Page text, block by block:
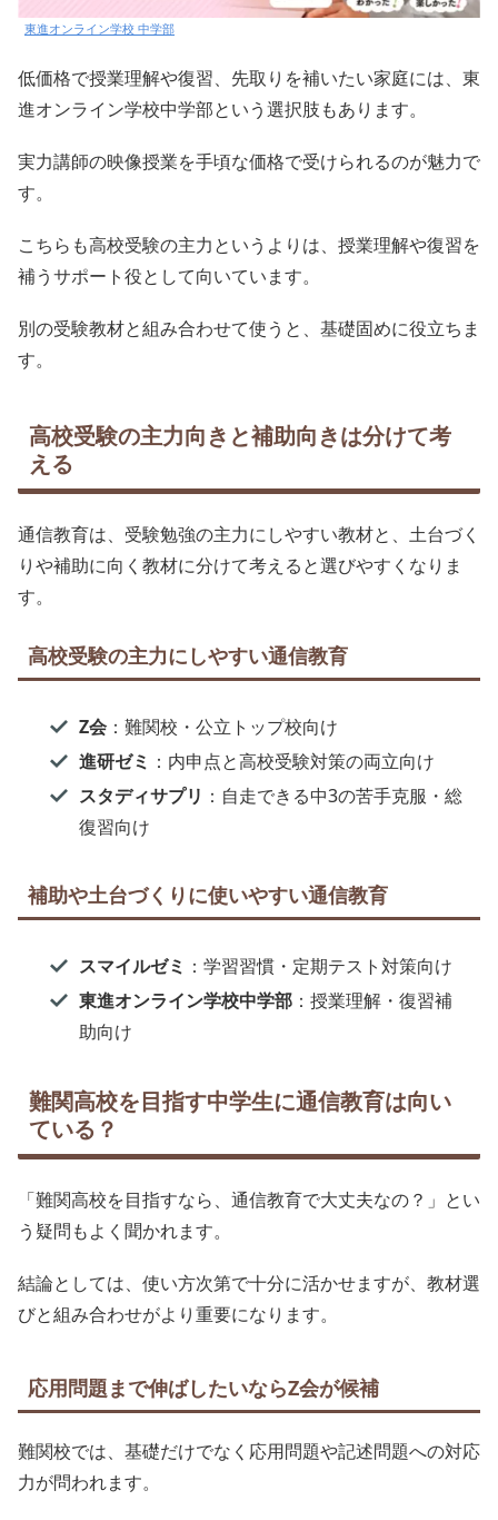
東進オンライン学校 中学部
低価格で授業理解や復習、先取りを補いたい家庭には、東
進オンライン学校中学部という選択肢もあります。
実力講師の映像授業を手頃な価格で受けられるのが魅力で
す。
こちらも高校受験の主力というよりは、授業理解や復習を
補うサポート役として向いています。
別の受験教材と組み合わせて使うと、基礎固めに役立ちま
す。
高校受験の主力向きと補助向きは分けて考
える
通信教育は、受験勉強の主力にしやすい教材と、土台づく
りや補助に向く教材に分けて考えると選びやすくなりま
す。
高校受験の主力にしやすい通信教育
Z会：難関校・公立トップ校向け
進研ゼミ ：内申点と高校受験対策の両立向け
スタディサプリ ：自走できる中3の苦手克服・総
復習向け
補助や土台づくりに使いやすい通信教育
スマイルゼミ ：学習習慣・定期テスト対策向け
東進オンライン学校中学部：授業理解・復習補
助向け
難関高校を目指す中学生に通信教育は向い
ている？
「難関高校を目指すなら、通信教育で大丈夫なの？」とい
う疑問もよく聞かれます。
結論としては、使い方次第で十分に活かせますが、教材選
びと組み合わせがより重要になります。
応用問題まで伸ばしたいならZ会が候補
難関校では、基礎だけでなく応用問題や記述問題への対応
力が問われます。